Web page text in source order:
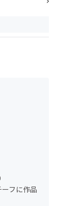
フに作品